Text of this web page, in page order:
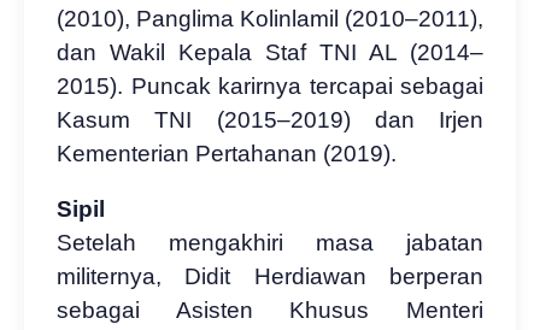
(2010), Panglima Kolinlamil (2010–2011),
dan Wakil Kepala Staf TNI AL (2014–
2015). Puncak karirnya tercapai sebagai
Kasum TNI (2015–2019) dan Irjen
Kementerian Pertahanan (2019).
Sipil
Setelah mengakhiri masa jabatan
militernya, Didit Herdiawan berperan
sebagai Asisten Khusus Menteri